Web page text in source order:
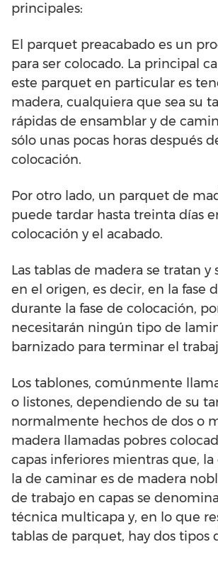
principales:
El parquet preacabado es un
para ser colocado. La principal
este parquet en particular es
madera, cualquiera que sea su
rápidas de ensamblar y de
sólo unas pocas horas después
colocación.
Por otro lado, un parquet de
puede tardar hasta treinta días
colocación y el acabado.
Las tablas de madera se tratan y
en el origen, es decir, en la fase
durante la fase de colocación,
necesitarán ningún tipo de
barnizado para terminar el
Los tablones, comúnmente
o listones, dependiendo de su
normalmente hechos de dos o
madera llamadas pobres
capas inferiores mientras que, la
la de caminar es de madera
de trabajo en capas se
técnica multicapa y, en lo que
tablas de parquet, hay dos tipos